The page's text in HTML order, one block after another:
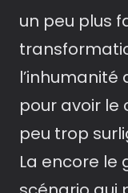
un peu plus
l’inhumanité
pour avoir le
peu trop
La encore le